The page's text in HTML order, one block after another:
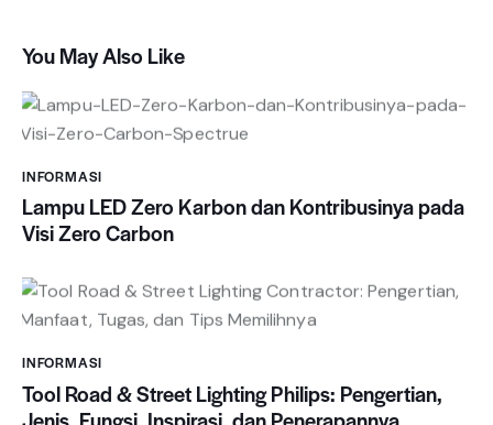
You May Also Like
INFORMASI
Lampu LED Zero Karbon dan Kontribusinya pada
Visi Zero Carbon
INFORMASI
Tool Road & Street Lighting Philips: Pengertian,